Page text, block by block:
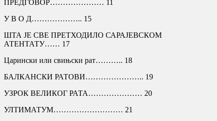
ПРЕДГОВОР………………… 11
У В О Д……………….. 15
ШТА ЈЕ СВЕ ПРЕТХОДИЛО САРАЈЕВСКОМ
АТЕНТАТУ…… 17
Царински или свињски рат……….. 18
БАЛКАНСКИ РАТОВИ………………….. 19
УЗРОК ВЕЛИКОГ РАТА………………… 20
УЛТИМАТУМ……………………… 21